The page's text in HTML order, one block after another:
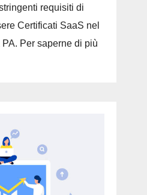
requisiti di
Certificati SaaS nel
Per saperne di più